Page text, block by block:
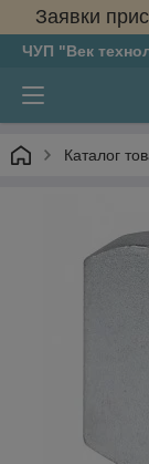
Заявки
ЧУП "Век
Каталог